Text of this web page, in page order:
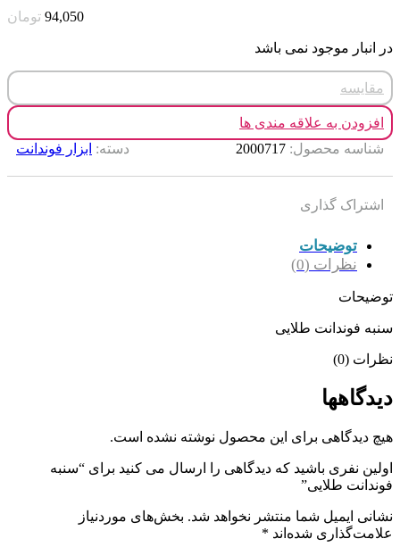
94,050 تومان
در انبار موجود نمی باشد
مقایسه
افزودن به علاقه مندی ها
شناسه محصول: 2000717 دسته: ابزار فوندانت
اشتراک گذاری
توضیحات
نظرات (0)
توضیحات
سنبه فوندانت طلایی
نظرات (0)
دیدگاهها
هیچ دیدگاهی برای این محصول نوشته نشده است.
اولین نفری باشید که دیدگاهی را ارسال می کنید برای “سنبه
فوندانت طلایی”
نشانی ایمیل شما منتشر نخواهد شد. بخش‌های موردنیاز
علامت‌گذاری شده‌اند *